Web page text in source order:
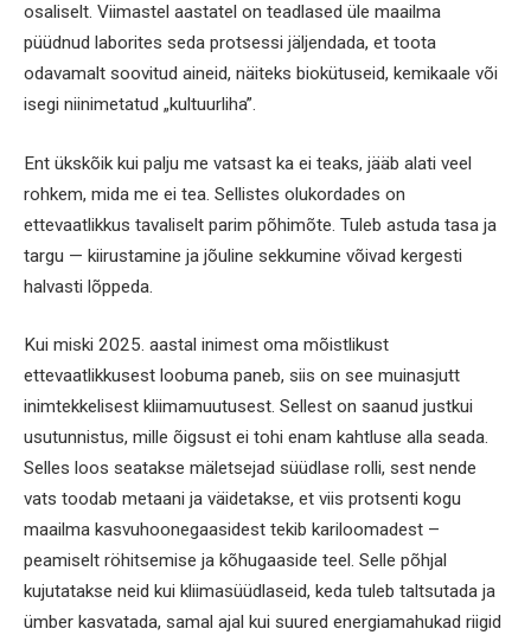
osaliselt. Viimastel aastatel on teadlased üle maailma
püüdnud laborites seda protsessi jäljendada, et toota
odavamalt soovitud aineid, näiteks biokütuseid, kemikaale või
isegi niinimetatud „kultuurliha”.
Ent ükskõik kui palju me vatsast ka ei teaks, jääb alati veel
rohkem, mida me ei tea. Sellistes olukordades on
ettevaatlikkus tavaliselt parim põhimõte. Tuleb astuda tasa ja
targu — kiirustamine ja jõuline sekkumine võivad kergesti
halvasti lõppeda.
Kui miski 2025. aastal inimest oma mõistlikust
ettevaatlikkusest loobuma paneb, siis on see muinasjutt
inimtekkelisest kliimamuutusest. Sellest on saanud justkui
usutunnistus, mille õigsust ei tohi enam kahtluse alla seada.
Selles loos seatakse mäletsejad süüdlase rolli, sest nende
vats toodab metaani ja väidetakse, et viis protsenti kogu
maailma kasvuhoonegaasidest tekib kariloomadest –
peamiselt röhitsemise ja kõhugaaside teel. Selle põhjal
kujutatakse neid kui kliimasüüdlaseid, keda tuleb taltsutada ja
ümber kasvatada, samal ajal kui suured energiamahukad riigid